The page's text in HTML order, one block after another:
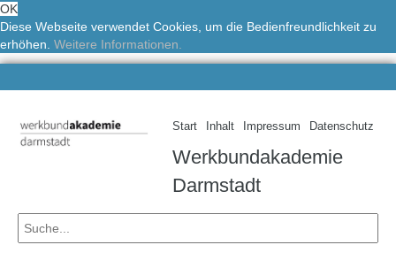
OK
Diese Webseite verwendet Cookies, um die Bedienfreundlichkeit zu
erhöhen. Weitere Informationen.
Start Inhalt Impressum Datenschutz
Werkbundakademie
Darmstadt